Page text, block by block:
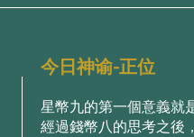
今日神谕-正位
星幣九的第⼀個意義就
經過錢幣⼋的思考之後